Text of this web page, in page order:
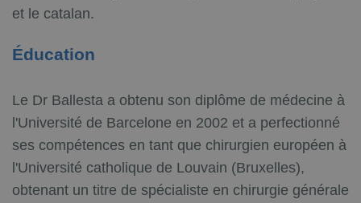
et le catalan.
Éducation
Le Dr Ballesta a obtenu son diplôme de médecine à
l'Université de Barcelone en 2002 et a perfectionné
ses compétences en tant que chirurgien européen à
l'Université catholique de Louvain (Bruxelles),
obtenant un titre de spécialiste en chirurgie générale